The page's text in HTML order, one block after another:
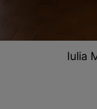
Iulia